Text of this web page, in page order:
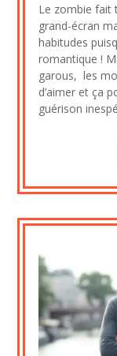
Le zombie fait
grand-écran
habitudes
romantique !
garous, les
d’aimer et ça
guérison